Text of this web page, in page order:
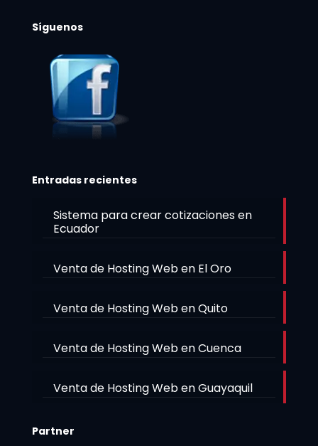
Síguenos
Entradas recientes
Sistema para crear cotizaciones en
Ecuador
Venta de Hosting Web en El Oro
Venta de Hosting Web en Quito
Venta de Hosting Web en Cuenca
Venta de Hosting Web en Guayaquil
Partner